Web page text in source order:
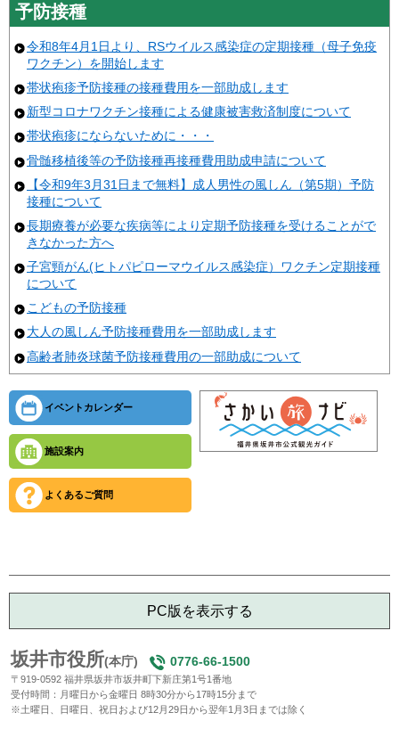
予防接種
令和8年4月1日より、RSウイルス感染症の定期接種（母子免疫
ワクチン）を開始します
帯状疱疹予防接種の接種費用を一部助成します
新型コロナワクチン接種による健康被害救済制度について
帯状疱疹にならないために・・・
骨髄移植後等の予防接種再接種費用助成申請について
【令和9年3月31日まで無料】成人男性の風しん（第5期）予防
接種について
長期療養が必要な疾病等により定期予防接種を受けることがで
きなかった方へ
子宮頸がん(ヒトパピローマウイルス感染症）ワクチン定期接種
について
こどもの予防接種
大人の風しん予防接種費用を一部助成します
高齢者肺炎球菌予防接種費用の一部助成について
イベントカレンダー
施設案内
よくあるご質問
PC版を表示する
坂井市役所(本庁) 0776-66-1500
〒919-0592 福井県坂井市坂井町下新庄第1号1番地
受付時間：月曜日から金曜日 8時30分から17時15分まで
※土曜日、日曜日、祝日および12月29日から翌年1月3日までは除く